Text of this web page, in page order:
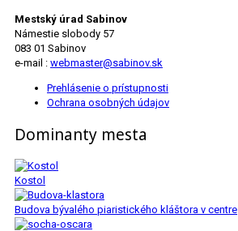
Mestský úrad Sabinov
Námestie slobody 57
083 01 Sabinov
e-mail : webmaster@sabinov.sk
Prehlásenie o prístupnosti
Ochrana osobných údajov
Dominanty mesta
Kostol
Budova bývalého piaristického kláštora v centre